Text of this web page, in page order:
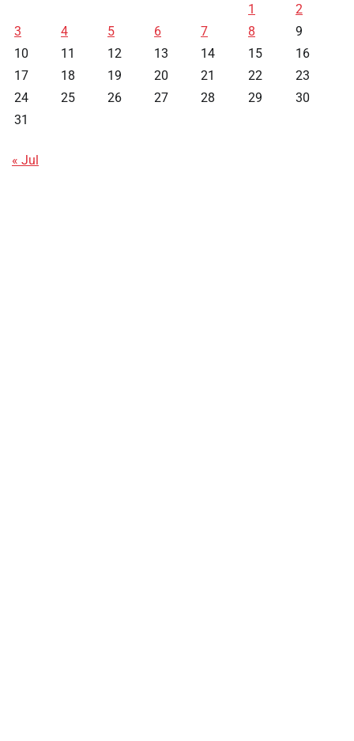
1
2
3
4 5 6 7 8
9
10
11 12 13 14 15
16
17
18 19 20 21 22
23
24
25 26 27 28 29
30
31
« Jul